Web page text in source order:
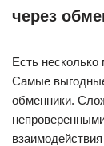
через
Есть
Самые
обменники.